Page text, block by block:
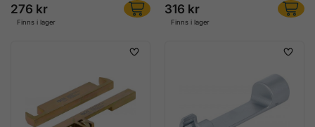
276 kr
Finns i lager
316 kr
Finns i lager